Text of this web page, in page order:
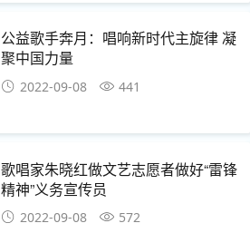
公益歌手奔月：唱响新时代主旋律 凝
聚中国力量
2022-09-08 441
歌唱家朱晓红做文艺志愿者做好“雷锋
精神”义务宣传员
2022-09-08 572